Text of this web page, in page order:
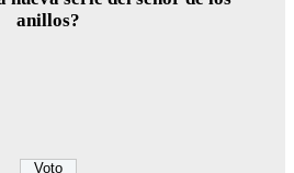
anillos?